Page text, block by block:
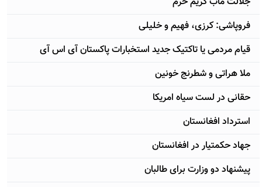
فروپاشی: کرزی، فهیم و خلیلی
قیام مردمی یا تاکتیک جدید استخبارات پاکستان آی اس آی
ملا هراتی و شطرنج خونین
حقانی در لست سیاه امریکا
استرداد افغانستان
جهاد حکمتیار در افغانستان
پیشنهاد دو وزارت برای طالبان